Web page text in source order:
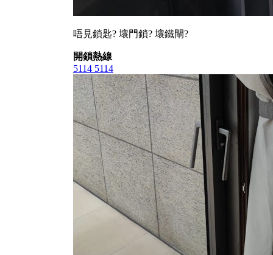
唔見鎖匙? 壞門鎖? 壞鐵閘?
開鎖熱線
5114 5114